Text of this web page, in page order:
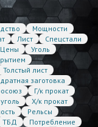
Мощности
Лист
Спецстали
Цены
Уголь
Толстый лист
заготовка
Г/к прокат
Х/к прокат
Рельсы
ТБД
Потребление